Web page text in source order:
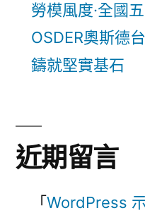
勞模風度·全國
OSDER奧斯德
鑄就堅實基石
近期留言
「 WordPress